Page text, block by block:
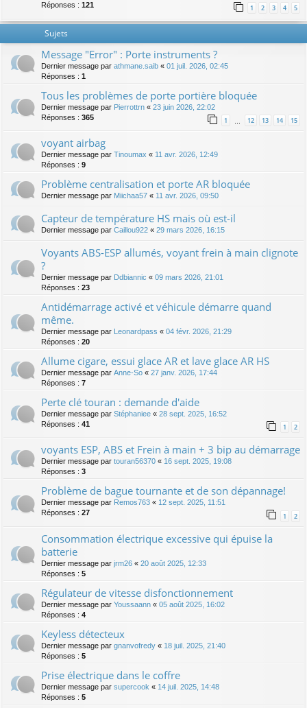
Réponses : 121 1 2 3 4 5
Sujets
Message "Error" : Porte instruments ?
Dernier message par athmane.saib « 01 juil. 2026, 02:45
Réponses : 1
Tous les problèmes de porte portière bloquée
Dernier message par Pierrottrn « 23 juin 2026, 22:02
Réponses : 365 1 … 12 13 14 15
voyant airbag
Dernier message par Tinoumax « 11 avr. 2026, 12:49
Réponses : 9
Problème centralisation et porte AR bloquée
Dernier message par Miichaa57 « 11 avr. 2026, 09:50
Capteur de température HS mais où est-il
Dernier message par Caillou922 « 29 mars 2026, 16:15
Voyants ABS-ESP allumés, voyant frein à main clignote
?
Dernier message par Ddbiannic « 09 mars 2026, 21:01
Réponses : 23
Antidémarrage activé et véhicule démarre quand
même.
Dernier message par Leonardpass « 04 févr. 2026, 21:29
Réponses : 20
Allume cigare, essui glace AR et lave glace AR HS
Dernier message par Anne-So « 27 janv. 2026, 17:44
Réponses : 7
Perte clé touran : demande d'aide
Dernier message par Stéphaniee « 28 sept. 2025, 16:52
Réponses : 41 1 2
voyants ESP, ABS et Frein à main + 3 bip au démarrage
Dernier message par touran56370 « 16 sept. 2025, 19:08
Réponses : 3
Problème de bague tournante et de son dépannage!
Dernier message par Remos763 « 12 sept. 2025, 11:51
Réponses : 27 1 2
Consommation électrique excessive qui épuise la
batterie
Dernier message par jrm26 « 20 août 2025, 12:33
Réponses : 5
Régulateur de vitesse disfonctionnement
Dernier message par Youssaann « 05 août 2025, 16:02
Réponses : 4
Keyless détecteux
Dernier message par gnanvofredy « 18 juil. 2025, 21:40
Réponses : 5
Prise électrique dans le coffre
Dernier message par supercook « 14 juil. 2025, 14:48
Réponses : 5